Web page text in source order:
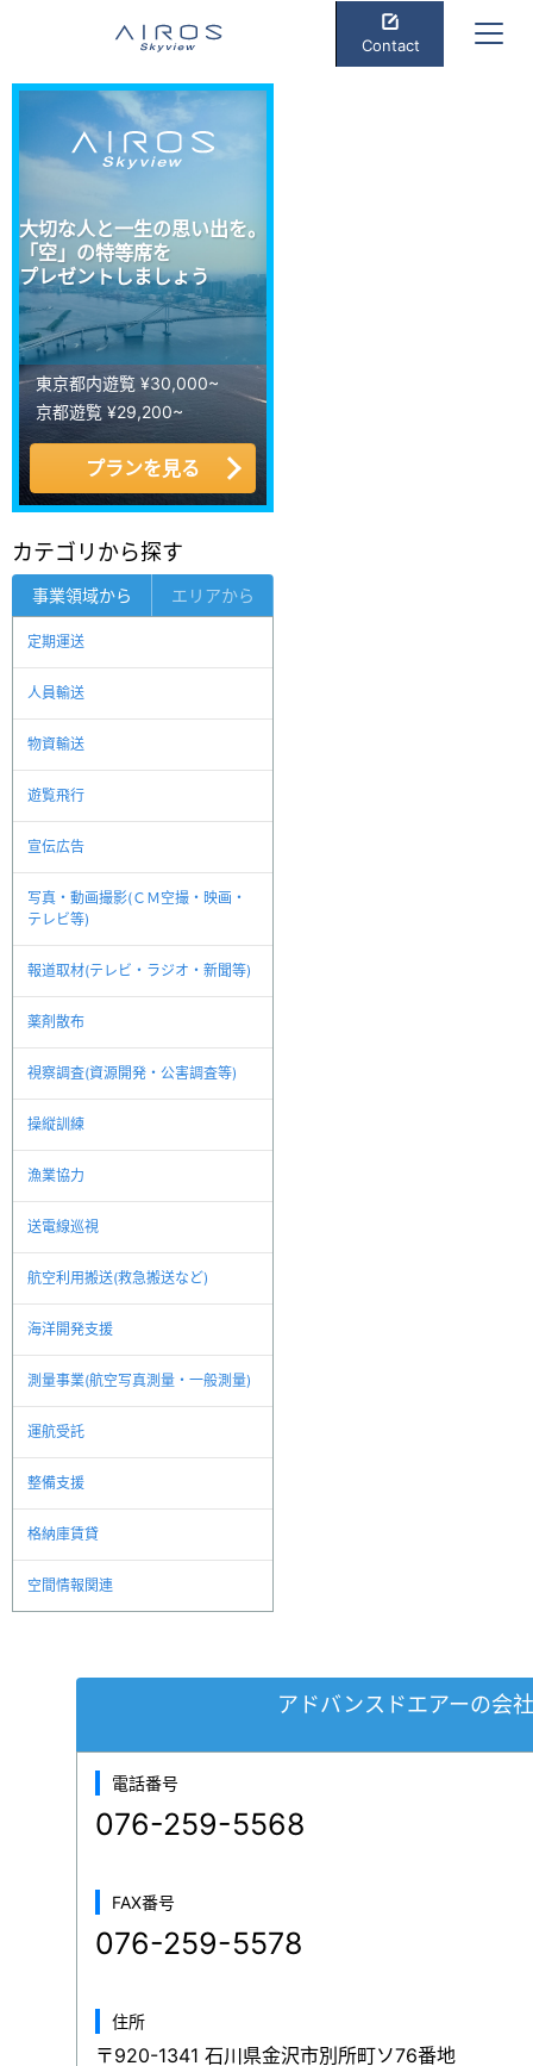
Contact
大切な人と一生の思い出を。
「空」の特等席を
プレゼントしましょう
東京都内遊覧 ¥30,000~
京都遊覧 ¥29,200~
プランを見る
カテゴリから探す
事業領域から エリアから
定期運送
人員輸送
物資輸送
遊覧飛行
宣伝広告
写真・動画撮影(ＣＭ空撮・映画・
テレビ等)
報道取材(テレビ・ラジオ・新聞等)
薬剤散布
視察調査(資源開発・公害調査等)
操縦訓練
漁業協力
送電線巡視
航空利用搬送(救急搬送など)
海洋開発支援
測量事業(航空写真測量・一般測量)
運航受託
整備支援
格納庫賃貸
空間情報関連
アドバンスドエアーの会
電話番号
076-259-5568
FAX番号
076-259-5578
住所
〒920-1341 石川県金沢市別所町ソ76番地